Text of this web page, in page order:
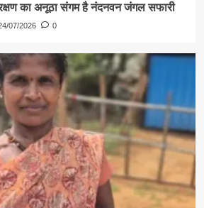
का अनूठा संगम है नंदनवन जंगल सफारी
07/2026 0